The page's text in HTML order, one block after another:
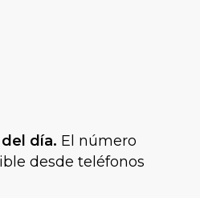
día. El número
desde teléfonos